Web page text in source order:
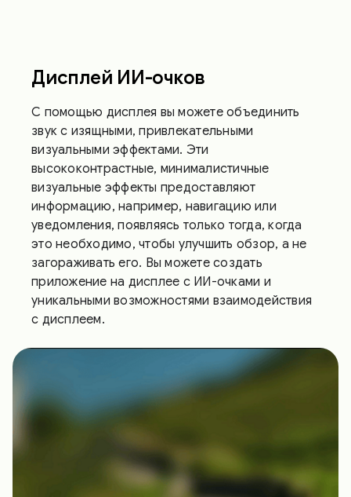
Дисплей ИИ-очков
С помощью дисплея вы можете объединить
звук с изящными, привлекательными
визуальными эффектами. Эти
высококонтрастные, минималистичные
визуальные эффекты предоставляют
информацию, например, навигацию или
уведомления, появляясь только тогда, когда
это необходимо, чтобы улучшить обзор, а не
загораживать его. Вы можете создать
приложение на дисплее с ИИ-очками и
уникальными возможностями взаимодействия
с дисплеем.